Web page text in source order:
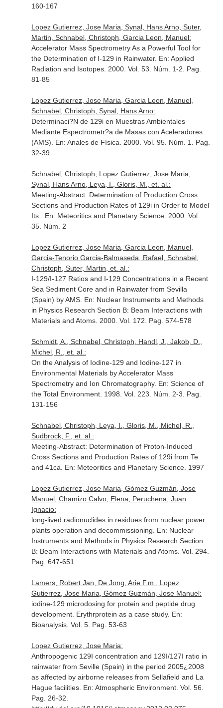
160-167
Lopez Gutierrez, Jose Maria, Synal, Hans Arno, Suter,
Martin, Schnabel, Christoph, Garcia Leon, Manuel:
Accelerator Mass Spectrometry As a Powerful Tool for
the Determination of I-129 in Rainwater. En: Applied
Radiation and Isotopes. 2000. Vol. 53. Núm. 1-2. Pag.
81-85
Lopez Gutierrez, Jose Maria, Garcia Leon, Manuel,
Schnabel, Christoph, Synal, Hans Arno:
Determinaci?N de 129i en Muestras Ambientales
Mediante Espectrometr?a de Masas con Aceleradores
(AMS). En: Anales de Física . 2000. Vol. 95. Núm. 1. Pag.
32-39
Schnabel, Christoph, Lopez Gutierrez, Jose Maria,
Synal, Hans Arno, Leya, I., Gloris, M., et. al.:
Meeting-Abstract: Determination of Production Cross
Sections and Production Rates of 129i in Order to Model
Its.. En: Meteoritics and Planetary Science. 2000. Vol.
35. Núm. 2
Lopez Gutierrez, Jose Maria, Garcia Leon, Manuel,
Garcia-Tenorio Garcia-Balmaseda, Rafael, Schnabel,
Christoph, Suter, Martin, et. al.:
I-129/I-127 Ratios and I-129 Concentrations in a Recent
Sea Sediment Core and in Rainwater from Sevilla
(Spain) by AMS. En: Nuclear Instruments and Methods
in Physics Research Section B: Beam Interactions with
Materials and Atoms. 2000. Vol. 172. Pag. 574-578
Schmidt, A., Schnabel, Christoph, Handl, J., Jakob, D.,
Michel, R., et. al.:
On the Analysis of Iodine-129 and Iodine-127 in
Environmental Materials by Accelerator Mass
Spectrometry and Ion Chromatography. En: Science of
the Total Environment. 1998. Vol. 223. Núm. 2-3. Pag.
131-156
Schnabel, Christoph, Leya, I., Gloris, M., Michel, R.,
Sudbrock, F., et. al.:
Meeting-Abstract: Determination of Proton-Induced
Cross Sections and Production Rates of 129i from Te
and 41ca. En: Meteoritics and Planetary Science. 1997
Lopez Gutierrez, Jose Maria, Gómez Guzmán, Jose
Manuel, Chamizo Calvo, Elena, Peruchena, Juan
Ignacio:
long-lived radionuclides in residues from nuclear power
plants operation and decommissioning. En: Nuclear
Instruments and Methods in Physics Research Section
B: Beam Interactions with Materials and Atoms. Vol. 294.
Pag. 647-651
Lamers, Robert Jan, De Jong, Arie F.m., Lopez
Gutierrez, Jose Maria, Gómez Guzmán, Jose Manuel:
iodine-129 microdosing for protein and peptide drug
development. Erythrprotein as a case study. En:
Bioanalysis. Vol. 5. Pag. 53-63
Lopez Gutierrez, Jose Maria:
Anthropogenic 129I concentration and 129I/127I ratio in
rainwater from Seville (Spain) in the period 2005¿2008
as affected by airborne releases from Sellafield and La
Hague facilities. En: Atmospheric Environment. Vol. 56.
Pag. 26-32.